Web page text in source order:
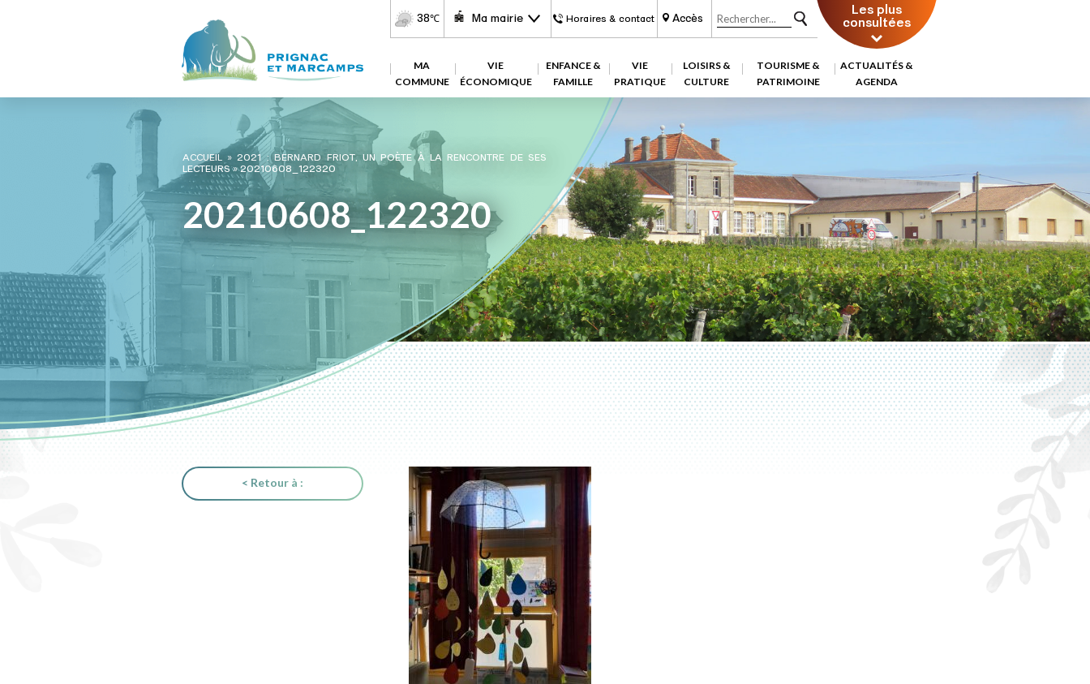
38℃ Ma mairie Horaires & contact Accès Les plus
consultées
MA
COMMUNE
VIE
ÉCONOMIQUE
ENFANCE &
FAMILLE
VIE
PRATIQUE
LOISIRS &
CULTURE
TOURISME &
PATRIMOINE
ACTUALITÉS &
AGENDA
ACCUEIL»2021 : BERNARD FRIOT, UN POÈTE À LA RENCONTRE DE SES
LECTEURS»20210608_122320
20210608_122320
< Retour à :